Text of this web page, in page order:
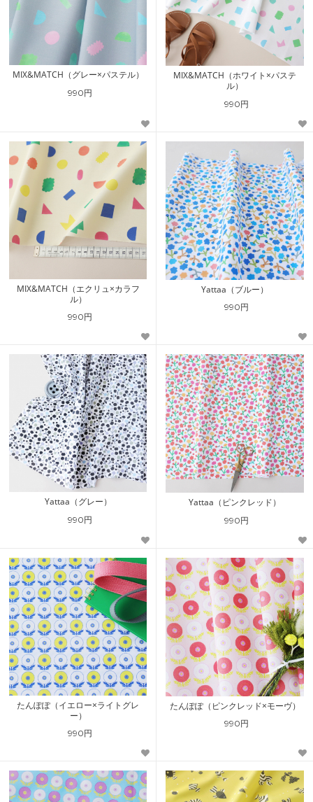
MIX&MATCH（グレー×パステル）
990円
MIX&MATCH（ホワイト×パステ
ル）
990円
MIX&MATCH（エクリュ×カラフ
ル）
990円
Yattaa（ブルー）
990円
Yattaa（グレー）
990円
Yattaa（ピンクレッド）
990円
たんぽぽ（イエロー×ライトグレ
ー）
990円
たんぽぽ（ピンクレッド×モーヴ）
990円